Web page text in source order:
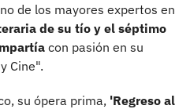
de los mayores expertos en
de su tío y el séptimo
con pasión en su
Cine".
su ópera prima, 'Regreso al